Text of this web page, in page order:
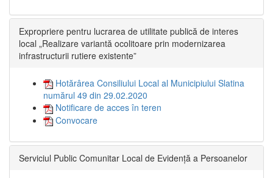
Expropriere pentru lucrarea de utilitate publică de interes
local „Realizare variantă ocolitoare prin modernizarea
infrastructurii rutiere existente”
Hotărârea Consiliului Local al Municipiului Slatina
numărul 49 din 29.02.2020
Notificare de acces în teren
Convocare
Serviciul Public Comunitar Local de Evidență a Persoanelor